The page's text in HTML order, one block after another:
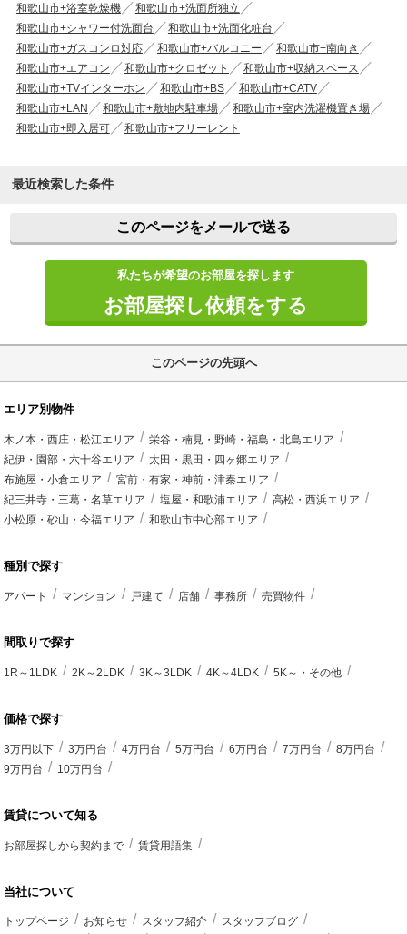
和歌山市+浴室乾燥機
和歌山市+洗面所独立
和歌山市+シャワー付洗面台
和歌山市+洗面化粧台
和歌山市+ガスコンロ対応
和歌山市+バルコニー
和歌山市+南向き
和歌山市+エアコン
和歌山市+クロゼット
和歌山市+収納スペース
和歌山市+TVインターホン
和歌山市+BS
和歌山市+CATV
和歌山市+LAN
和歌山市+敷地内駐車場
和歌山市+室内洗濯機置き場
和歌山市+即入居可
和歌山市+フリーレント
最近検索した条件
このページをメールで送る
私たちが希望のお部屋を探します
お部屋探し依頼をする
このページの先頭へ
エリア別物件
木ノ本・西庄・松江エリア
栄谷・楠見・野崎・福島・北島エリア
紀伊・園部・六十谷エリア
太田・黒田・四ヶ郷エリア
布施屋・小倉エリア
宮前・有家・神前・津秦エリア
紀三井寺・三葛・名草エリア
塩屋・和歌浦エリア
高松・西浜エリア
小松原・砂山・今福エリア
和歌山市中心部エリア
種別で探す
アパート マンション 戸建て 店舗 事務所 売買物件
間取りで探す
1R～1LDK 2K～2LDK 3K～3LDK 4K～4LDK 5K～・その他
価格で探す
3万円以下 3万円台 4万円台 5万円台 6万円台 7万円台
8万円台
9万円台
10万円台
賃貸について知る
お部屋探しから契約まで 賃貸用語集
当社について
トップページ お知らせ スタッフ紹介
スタッフブログ